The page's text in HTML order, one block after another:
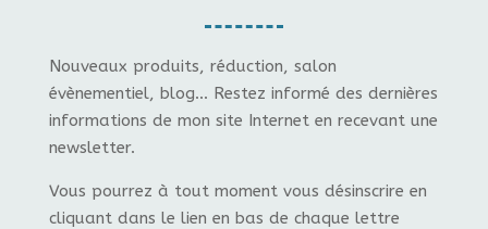
Nouveaux produits, réduction, salon
évènementiel, blog... Restez informé des dernières
informations de mon site Internet en recevant une
newsletter.
Vous pourrez à tout moment vous désinscrire en
cliquant dans le lien en bas de chaque lettre